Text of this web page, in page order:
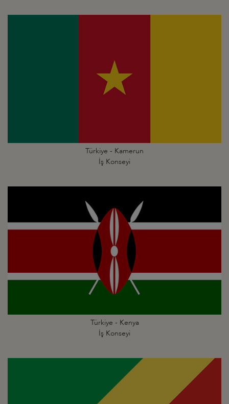
Türkiye - Kamerun
İş Konseyi
Türkiye - Kenya
İş Konseyi